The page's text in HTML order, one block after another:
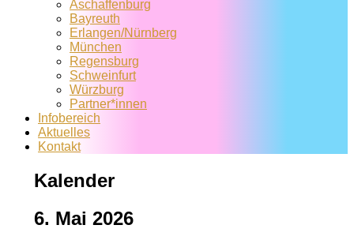
Aschaffenburg
Bayreuth
Erlangen/Nürnberg
München
Regensburg
Schweinfurt
Würzburg
Partner*innen
Infobereich
Aktuelles
Kontakt
Kalender
6. Mai 2026